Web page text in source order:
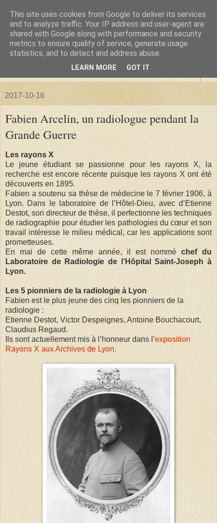
La forêt de Briqueloup
"Nous deviendrons des histoires pour nos enfants"
2017-10-16
Fabien Arcelin, un radiologue pendant la
Grande Guerre
Les rayons X
Le jeune étudiant se passionne pour les rayons X, la
recherche est encore récente puisque les rayons X ont été
découverts en 1895.
Fabien a soutenu sa thèse de médecine le 7 février 1906, à
Lyon. Dans le laboratoire de l’Hôtel-Dieu, avec d’Etienne
Destot, son directeur de thèse, il perfectionne les techniques
de radiographie pour étudier les pathologies du cœur et son
travail intéresse le milieu médical, car les applications sont
prometteuses.
En mai de cette même année, il est nommé chef du
Laboratoire de Radiologie de l’Hôpital Saint-Joseph à
Lyon.
Les 5 pionniers de la radiologie à Lyon
Fabien est le plus jeune des cinq les pionniers de la
radiologie :
Etienne Destot, Victor Despeignes, Antoine Bouchacourt,
Claudius Regaud.
Ils sont actuellement mis à l’honneur dans l’exposition
Rayons X aux Archives de Lyon.
This site uses cookies from Google to deliver its services
and to analyze traffic. Your IP address and user-agent are
shared with Google along with performance and security
metrics to ensure quality of service, generate usage
statistics, and to detect and address abuse.
LEARN MORE GOT IT